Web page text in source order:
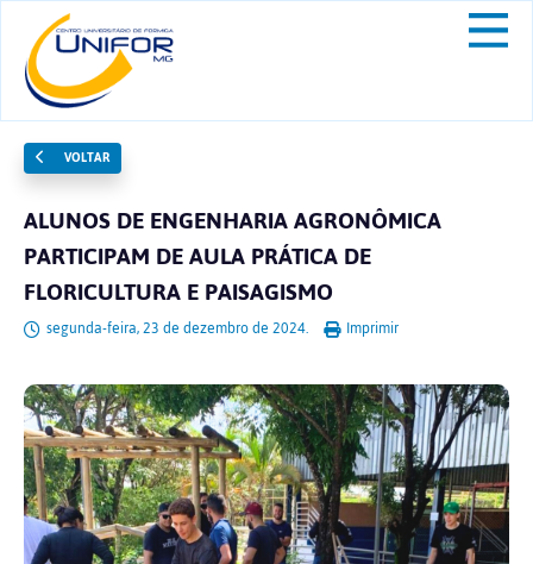
VOLTAR
ALUNOS DE ENGENHARIA AGRONÔMICA
PARTICIPAM DE AULA PRÁTICA DE
FLORICULTURA E PAISAGISMO
segunda-feira, 23 de dezembro de 2024. Imprimir